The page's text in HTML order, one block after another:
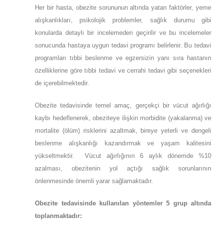
Her bir hasta, obezite sorununun altında yatan faktörler, yeme
alışkanlıkları, psikolojik problemler, sağlık durumu gibi
konularda detaylı bir incelemeden geçirilir ve bu incelemeler
sonucunda hastaya uygun tedavi programı belirlenir. Bu tedavi
programları tıbbi beslenme ve egzersizin yanı sıra hastanın
özelliklerine göre tıbbi tedavi ve cerrahi tedavi gibi seçenekleri
de içerebilmektedir.
Obezite tedavisinde temel amaç, gerçekçi bir vücut ağırlığı
kaybı hedeflenerek, obeziteye ilişkin morbidite (yakalanma) ve
mortalite (ölüm) risklerini azaltmak, bireye yeterli ve dengeli
beslenme alışkanlığı kazandırmak ve yaşam kalitesini
yükseltmektir. Vücut ağırlığının 6 aylık dönemde %10
azalması, obezitenin yol açtığı sağlık sorunlarının
önlenmesinde önemli yarar sağlamaktadır.
Obezite tedavisinde kullanılan yöntemler 5 grup altında
toplanmaktadır: